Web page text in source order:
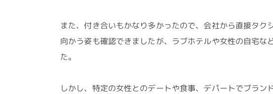
また、付き合いもかなり多かったので、会社から直接タ
向かう姿も確認できましたが、ラブホテルや女性の自宅
た。
しかし、特定の女性とのデートや食事、デパートでブラ